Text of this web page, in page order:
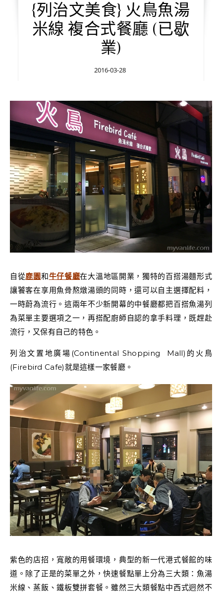
{列治文美食} 火鳥魚湯
米線 複合式餐廳 (已歇
業)
2016-03-28
自從鹿園和牛仔餐廳在大溫地區開業，獨特的百搭湯麵形式
讓饕客在享用魚骨熬燉湯頭的同時，還可以自主選擇配料，
一時蔚為流行。這兩年不少新開幕的中餐廳都把百搭魚湯列
為菜單主要選項之一，再搭配廚師自認的拿手料理，既趕赴
流行，又保有自己的特色。
列治文置地廣場(Continental Shopping Mall)的火鳥
(Firebird Cafe)就是這樣一家餐廳。
紫色的店招，寬敞的用餐環境，典型的新一代港式餐館的味
道。除了正是的菜單之外，快速餐點單上分為三大類：魚湯
米線、蒸飯、鐵板雙拼套餐。雖然三大類餐點中西式迥然不